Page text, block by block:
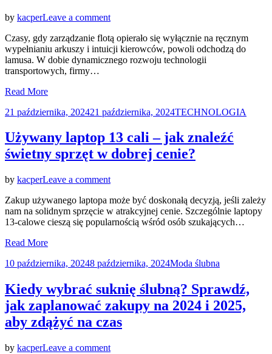
by kacperLeave a commenton
zwiększyć
wydajność
floty
zarządzania
Czasy, gdy zarządzanie flotą opierało się wyłącznie na ręcznym
wypełnianiu arkuszy i intuicji kierowców, powoli odchodzą do
lamusa. W dobie dynamicznego rozwoju technologii
transportowych, firmy…
Read More
Posted
21 października, 202421 października, 2024TECHNOLOGIA
Używany laptop 13 cali – jak znaleźć
świetny sprzęt w dobrej cenie?
by kacperLeave a commenton
laptop
13
cali
świetny
w
dobrej
cenie?
Zakup używanego laptopa może być doskonałą decyzją, jeśli zależy
nam na solidnym sprzęcie w atrakcyjnej cenie. Szczególnie laptopy
13-calowe cieszą się popularnością wśród osób szukających…
Read More
Posted
10 października, 20248 października, 2024Moda ślubna
Kiedy wybrać suknię ślubną? Sprawdź,
jak zaplanować zakupy na 2024 i 2025,
aby zdążyć na czas
by kacperLeave a commenton